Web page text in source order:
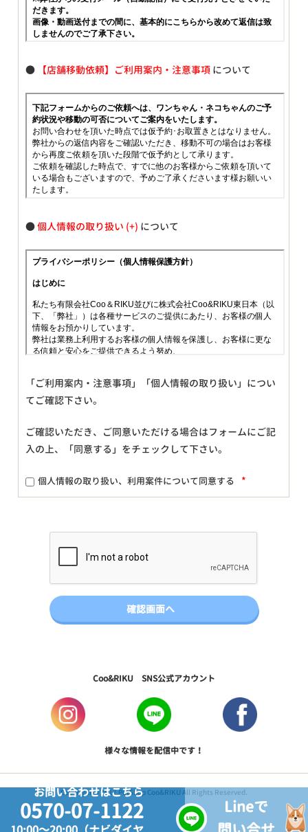
● 【店舗移動依頼】ご利用案内・注意事項 について
●個人情報の取り扱い について
「ご利用案内・注意事項」「個人情報の取り扱い」につい
てご確認下さい。
ご確認いただき、ご同意いただける場合はフォームにご記
入の上、「同意する」をチェックして下さい。
個人情報の取り扱い、利用案件について同意する *
お問い合わせはこちら
0570-07-1122
Lineで
Coo&RIKU SNS公式アカウント
様々な情報を配信中です！
Copyright © 2017 PetShop Coo&RIKU All Rights Reserved.